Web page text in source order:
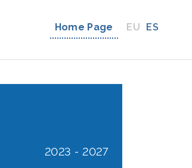
Home Page EU ES
2023 - 2027